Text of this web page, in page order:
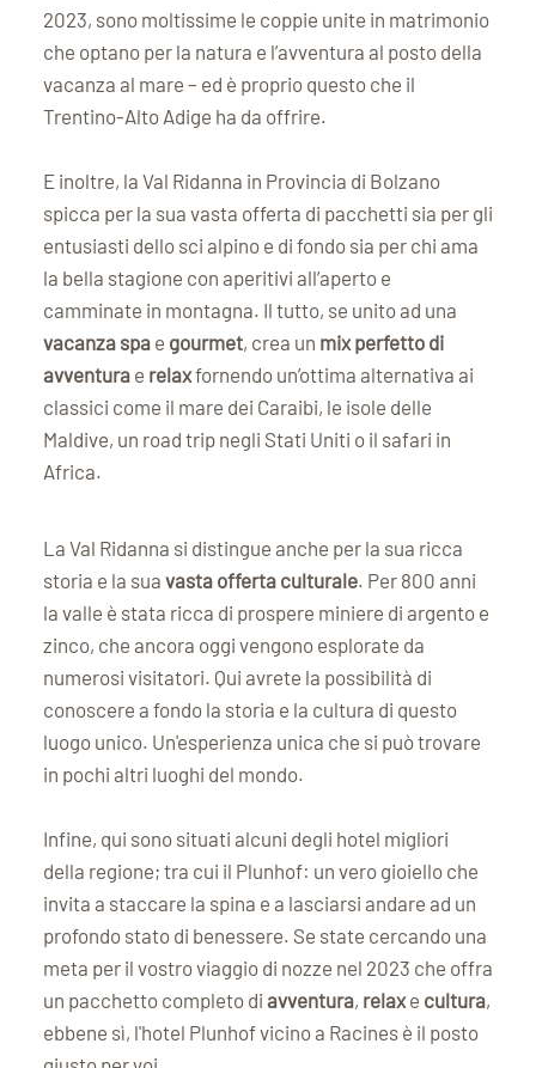
2023, sono moltissime le coppie unite in matrimonio
che optano per la natura e l’avventura al posto della
vacanza al mare – ed è proprio questo che il
Trentino-Alto Adige ha da offrire.
E inoltre, la Val Ridanna in Provincia di Bolzano
spicca per la sua vasta offerta di pacchetti sia per gli
entusiasti dello sci alpino e di fondo sia per chi ama
la bella stagione con aperitivi all’aperto e
camminate in montagna. Il tutto, se unito ad una
vacanza spa e gourmet, crea un mix perfetto di
avventura e relaxfornendo un’ottima alternativa ai
classici come il mare dei Caraibi, le isole delle
Maldive, un road trip negli Stati Uniti o il safari in
Africa.
La Val Ridanna si distingue anche per la sua ricca
storia e la sua vasta offerta culturale. Per 800 anni
la valle è stata ricca di prospere miniere di argento e
zinco, che ancora oggi vengono esplorate da
numerosi visitatori. Qui avrete la possibilità di
conoscere a fondo la storia e la cultura di questo
luogo unico. Un'esperienza unica che si può trovare
in pochi altri luoghi del mondo.
Infine, qui sono situati alcuni degli hotel migliori
della regione; tra cui il Plunhof: un vero gioiello che
invita a staccare la spina e a lasciarsi andare ad un
profondo stato di benessere. Se state cercando una
meta per il vostro viaggio di nozze nel 2023 che offra
un pacchetto completo di avventura, relaxe cultura,
ebbene sì, l'hotel Plunhof vicino a Racines è il posto